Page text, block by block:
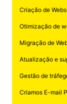
Criação de
Otimização de
Migração de
Atualização e
Gestão de
Criamos E-mail